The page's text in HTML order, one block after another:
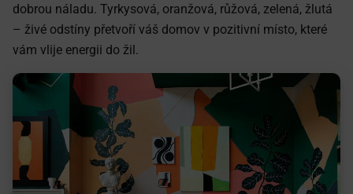
dobrou náladu. Tyrkysová, oranžová, růžová, zelená, žlutá
– živé odstíny přetvoří váš domov v pozitivní místo, které
vám vlije energii do žil.